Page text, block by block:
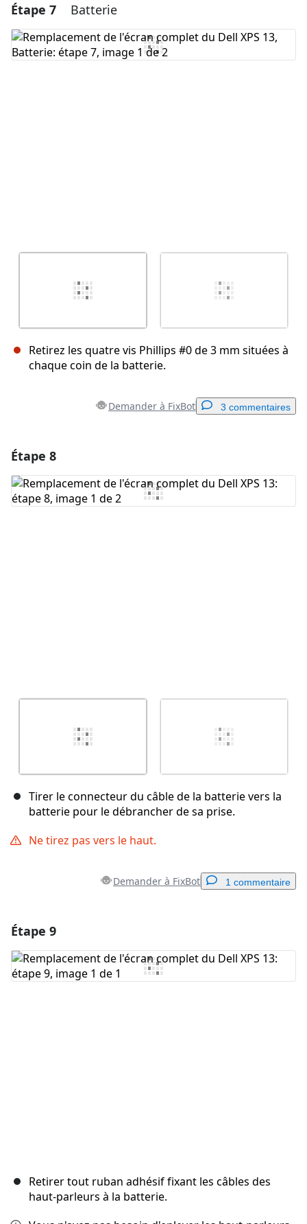
Ajouter un commentaire
Ajouter un commentaire
Étape 7 Batterie
Retirez les quatre vis Phillips #0 de 3 mm situées à
chaque coin de la batterie.
Demander à FixBot 3 commentaires
Ajouter un commentaire
Étape 8
Tirer le connecteur du câble de la batterie vers la
batterie pour le débrancher de sa prise.
Ne tirez pas vers le haut.
Demander à FixBot 1 commentaire
Ajouter un commentaire
Étape 9
Retirer tout ruban adhésif fixant les câbles des
haut-parleurs à la batterie.